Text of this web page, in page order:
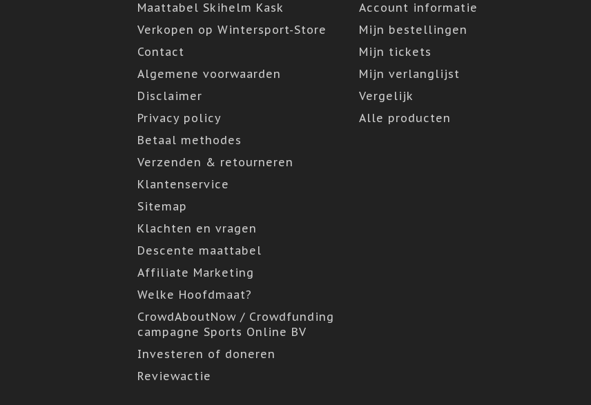
Maattabel Skihelm Kask
Verkopen op Wintersport-Store
Contact
Algemene voorwaarden
Disclaimer
Privacy policy
Betaal methodes
Verzenden & retourneren
Klantenservice
Sitemap
Klachten en vragen
Descente maattabel
Affiliate Marketing
Welke Hoofdmaat?
CrowdAboutNow / Crowdfunding
campagne Sports Online BV
Investeren of doneren
Reviewactie
Account informatie
Mijn bestellingen
Mijn tickets
Mijn verlanglijst
Vergelijk
Alle producten